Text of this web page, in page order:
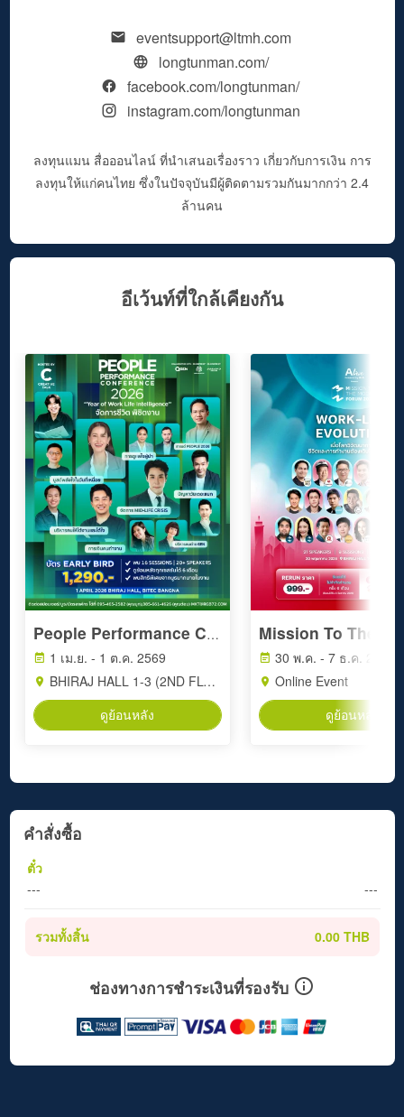
eventsupport@ltmh.com
longtunman.com/
facebook.com/longtunman/
instagram.com/longtunman
ลงทุนแมน สื่อออนไลน์ ที่นำเสนอเรื่องราว เกี่ยวกับการเงิน การ
ลงทุนให้แก่คนไทย ซึ่งในปัจจุบันมีผู้ติดตามรวมกันมากกว่า 2.4
ล้านคน
อีเว้นท์ที่ใกล้เคียงกัน
People Performance Conference (PPC2026) - YEAR OF WORK LIFE INTELLIGENCE
1 เม.ย. - 1 ต.ค. 2569
BHIRAJ HALL 1-3 (2ND FLOOR) BITEC BANGNA
ดูย้อนหลัง
30 พ.ค. - 7 ธ.ค. 2569
Online Event
ดูย้อนหลัง
คำสั่งซื้อ
ตั๋ว
---
---
รวมทั้งสิ้น 0.00 THB
ช่องทางการชำระเงินที่รองรับ